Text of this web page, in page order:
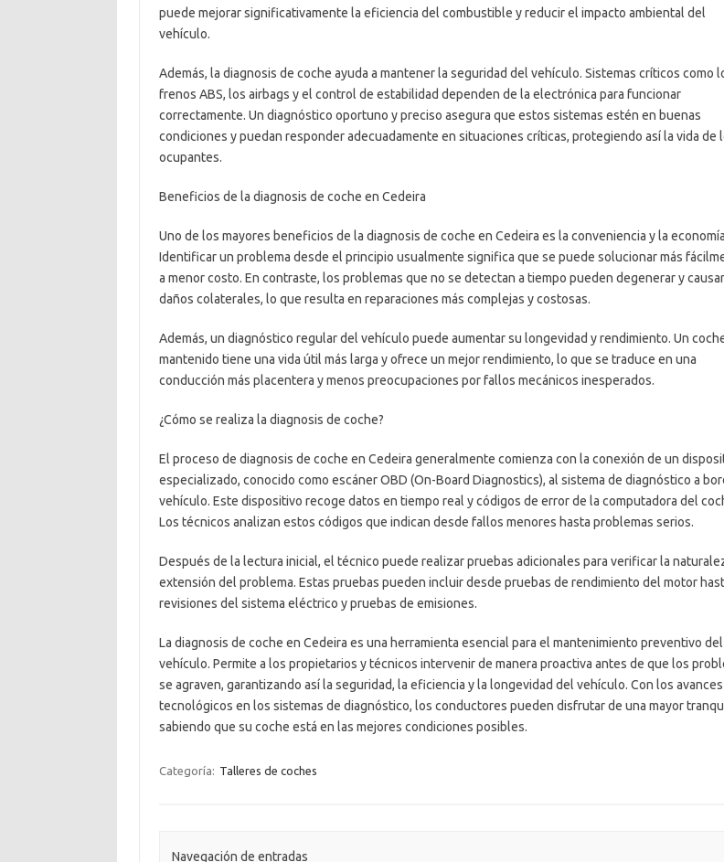
puede mejorar significativamente la eficiencia del combustible y reducir el impacto ambiental del
vehículo.
Además, la diagnosis de coche ayuda a mantener la seguridad del vehículo. Sistemas críticos como
frenos ABS, los airbags y el control de estabilidad dependen de la electrónica para funcionar
correctamente. Un diagnóstico oportuno y preciso asegura que estos sistemas estén en buenas
condiciones y puedan responder adecuadamente en situaciones críticas, protegiendo así la vida de
ocupantes.
Beneficios de la diagnosis de coche en Cedeira
Uno de los mayores beneficios de la diagnosis de coche en Cedeira es la conveniencia y la
Identificar un problema desde el principio usualmente significa que se puede solucionar más
a menor costo. En contraste, los problemas que no se detectan a tiempo pueden degenerar y causar
daños colaterales, lo que resulta en reparaciones más complejas y costosas.
Además, un diagnóstico regular del vehículo puede aumentar su longevidad y rendimiento. Un
mantenido tiene una vida útil más larga y ofrece un mejor rendimiento, lo que se traduce en una
conducción más placentera y menos preocupaciones por fallos mecánicos inesperados.
¿Cómo se realiza la diagnosis de coche?
El proceso de diagnosis de coche en Cedeira generalmente comienza con la conexión de un
especializado, conocido como escáner OBD (On-Board Diagnostics), al sistema de diagnóstico a
vehículo. Este dispositivo recoge datos en tiempo real y códigos de error de la computadora del
Los técnicos analizan estos códigos que indican desde fallos menores hasta problemas serios.
Después de la lectura inicial, el técnico puede realizar pruebas adicionales para verificar la
extensión del problema. Estas pruebas pueden incluir desde pruebas de rendimiento del motor
revisiones del sistema eléctrico y pruebas de emisiones.
La diagnosis de coche en Cedeira es una herramienta esencial para el mantenimiento preventivo del
vehículo. Permite a los propietarios y técnicos intervenir de manera proactiva antes de que los
se agraven, garantizando así la seguridad, la eficiencia y la longevidad del vehículo. Con los avances
tecnológicos en los sistemas de diagnóstico, los conductores pueden disfrutar de una mayor
sabiendo que su coche está en las mejores condiciones posibles.
Categoría: Talleres de coches
Navegación de entradas